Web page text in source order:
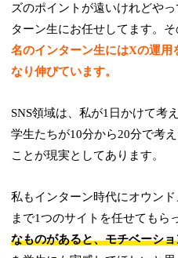
ズのポイントが遠いけれどや
ターン生にお任せしてます。
名のインターン生にはXの運用
なり伸びています。
SNS領域は、私が1日かけて考
学生たちが10分から20分で考
ことが現実としてあります。
私もインターン時代にオウン
まで1つのサイトを任せてもら
なものがあると、モチベーシ